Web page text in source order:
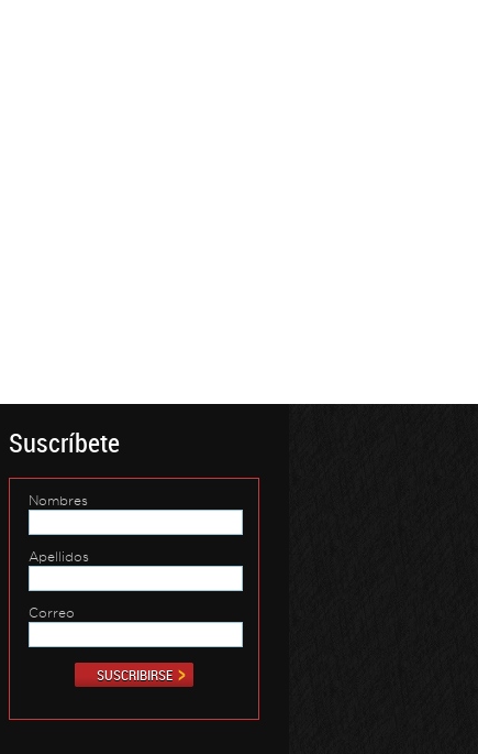
Suscríbete
Nombres
Apellidos
Correo